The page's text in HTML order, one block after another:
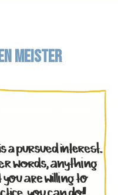
meister